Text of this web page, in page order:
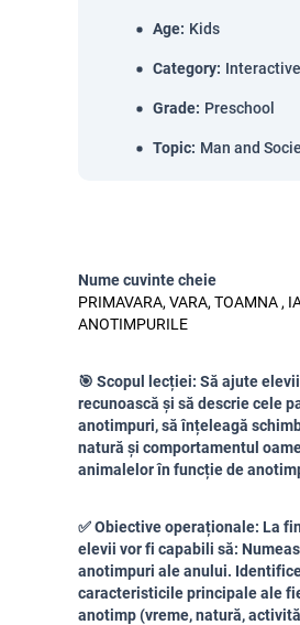
Age: Kids
Category:
Grade: Preschool
Topic: Man and
Nume cuvinte cheie
PRIMAVARA, VARA, TOAMNA ,
ANOTIMPURILE
🎯 Scopul lecției: Să ajute
recunoască și să descrie cele
anotimpuri, să înțeleagă
natură și comportamentul
animalelor în funcție de
✅ Obiective operaționale: La
elevii vor fi capabili să:
anotimpuri ale anului.
caracteristicile principale ale
anotimp (vreme, natură,